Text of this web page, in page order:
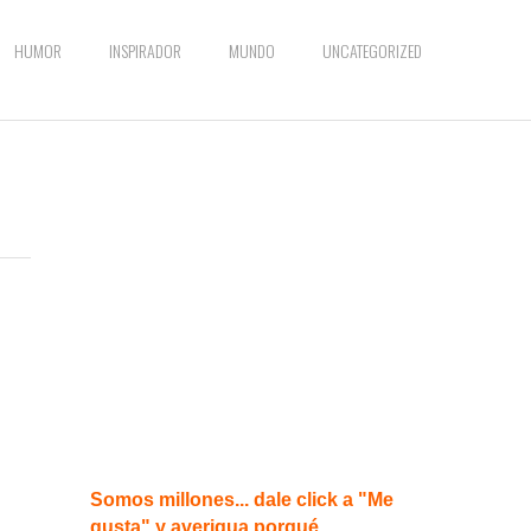
HUMOR INSPIRADOR MUNDO UNCATEGORIZED
Somos millones... dale click a "Me
gusta" y averigua porqué